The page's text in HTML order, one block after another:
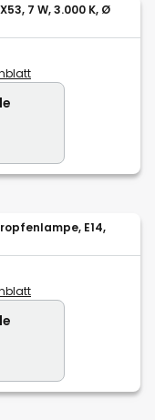
7 W, 3.000 K, Ø
E14,